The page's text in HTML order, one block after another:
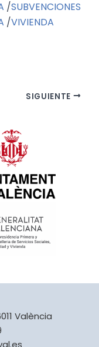
/SUBVENCIONES
/VIVIENDA
SIGUIENTE
València